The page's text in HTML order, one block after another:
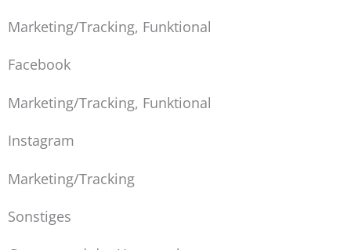
Marketing/Tracking, Funktional
Facebook
Marketing/Tracking, Funktional
Instagram
Marketing/Tracking
Sonstiges